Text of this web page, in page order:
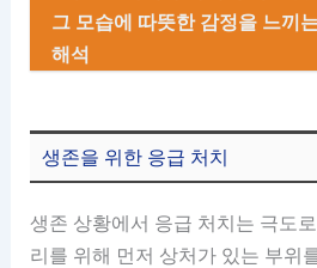
그 모습에 따뜻한 감정을 느끼
해석
생존을 위한 응급 처치
생존 상황에서 응급 처치는 극도
리를 위해 먼저 상처가 있는 부위